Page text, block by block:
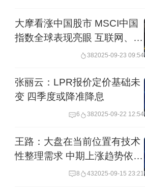
大摩看涨中国股市 MSCI中国
指数全球表现亮眼 互联网、科
技等核心板块成关键丨从华尔
382025-09-23 09:54
张丽云：LPR报价定价基础未
变 四季度或降准降息
6 382025-09-22 12:54
王路：大盘在当前位置有技术
性整理需求 中期上涨趋势依然
8 432025-09-15 23:21